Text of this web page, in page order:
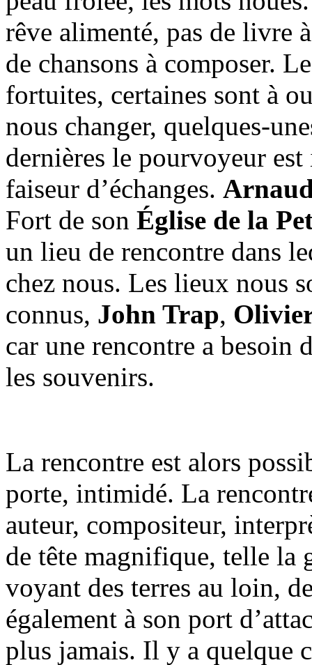
rêve alimenté, pas de livre
de chansons à composer.
fortuites, certaines sont à
nous changer, quelques-
dernières le pourvoyeur
faiseur d’échanges.
Fort de son Église de la
un lieu de rencontre dans
chez nous. Les lieux nous
connus, John Trap,
car une rencontre a besoin
les souvenirs.
La rencontre est alors
porte, intimidé. La
auteur, compositeur,
de tête magnifique, telle la
voyant des terres au loin,
également à son port
plus jamais. Il y a quelque